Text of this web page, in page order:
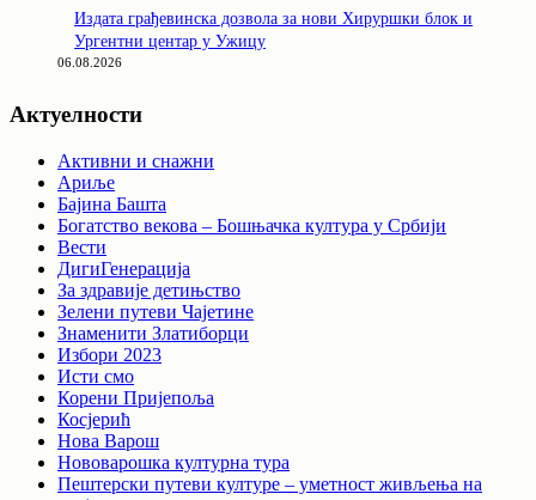
Издата грађевинска дозвола за нови Хируршки блок и
Ургентни центар у Ужицу
06.08.2026
Актуелности
Активни и снажни
Ариље
Бајина Башта
Богатство векова – Бошњачка култура у Србији
Вести
ДигиГенерација
За здравије детињство
Зелени путеви Чајетине
Знаменити Златиборци
Избори 2023
Исти смо
Корени Пријепоља
Косјерић
Нова Варош
Нововарошка културна тура
Пештерски путеви културе – уметност живљења на